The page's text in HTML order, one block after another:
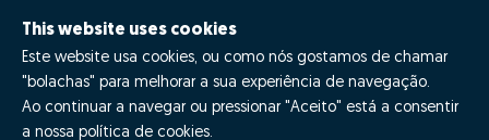
This website uses cookies
Este website usa cookies, ou como nós gostamos de chamar
"bolachas" para melhorar a sua experiência de navegação.
Ao continuar a navegar ou pressionar "Aceito" está a consentir
a nossa política de cookies.